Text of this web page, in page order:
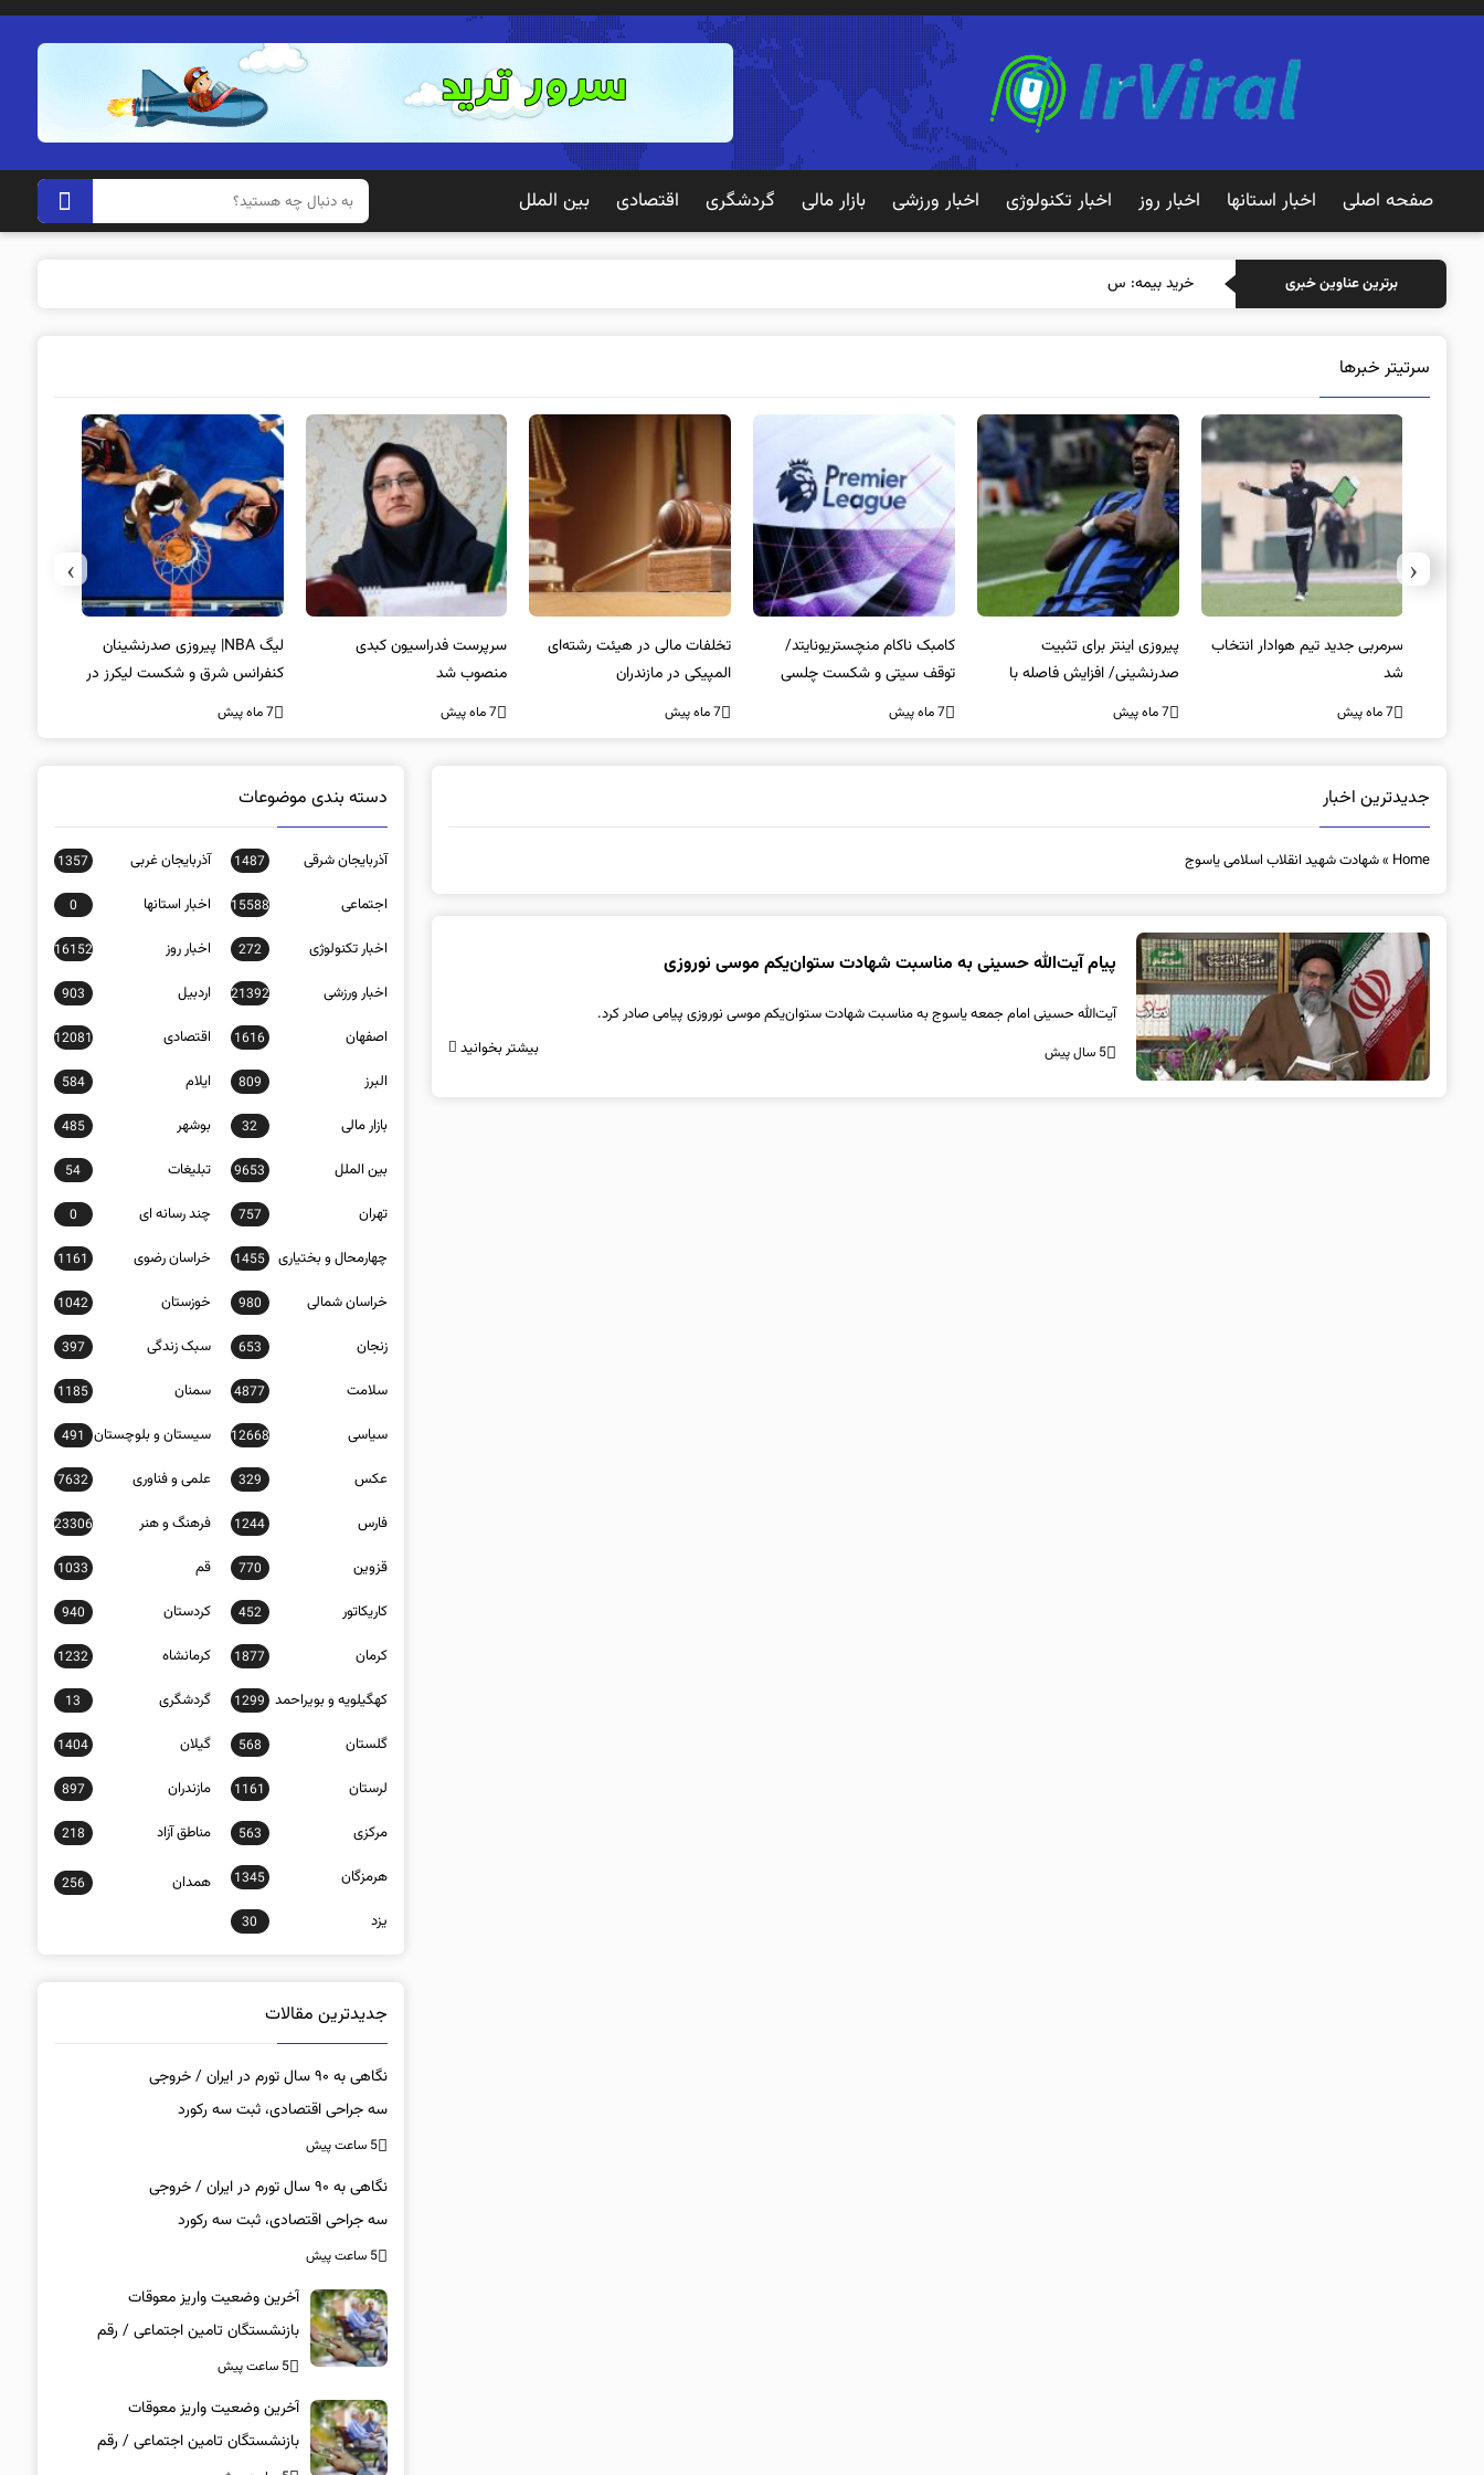
صفحه اصلی اخبار استانها اخبار روز اخبار تکنولوژی اخبار ورزشی بازار مالی گردشگری اقتصادی بین الملل
برترین عناوین خبری خرید بیمه: سنتی یا آنلاین
سرتیتر خبرها
سرمربی جدید تیم هوادار انتخاب
شد
7 ماه پیش
پیروزی اینتر برای تثبیت
صدرنشینی/ افزایش فاصله با
ناپولی
7 ماه پیش
کامبک ناکام منچستریونایتد/
توقف سیتی و شکست چلسی
7 ماه پیش
تخلفات مالی در هیئت رشته‌ای
المپیکی در مازندران
7 ماه پیش
سرپرست فدراسیون کبدی
منصوب شد
7 ماه پیش
لیگ NBA| پیروزی صدرنشینان
کنفرانس شرق و شکست لیکرز در
غیاب جیمز
7 ماه پیش
‹
›
جدیدترین اخبار
Home
»شهادت شهید انقلاب اسلامی یاسوج
پیام آیت‌الله حسینی به مناسبت شهادت ستوان‌یکم موسی نوروزی
آیت‌الله حسینی امام جمعه یاسوج به مناسبت شهادت ستوان‌یکم موسی نوروزی پیامی صادر کرد.
5 سال پیش بیشتر بخوانید
دسته بندی موضوعات
آذربایجان شرقی 1487 آذربایجان غربی 1357
اجتماعی 15588 اخبار استانها 0
اخبار تکنولوژی 272 اخبار روز 16152
اخبار ورزشی 21392 اردبیل 903
اصفهان 1616 اقتصادی 12081
البرز 809 ایلام 584
بازار مالی 32 بوشهر 485
بین الملل 9653 تبلیغات 54
تهران 757 چند رسانه ای 0
چهارمحال و بختیاری 1455 خراسان رضوی 1161
خراسان شمالی 980 خوزستان 1042
زنجان 653 سبک زندگی 397
سلامت 4877 سمنان 1185
سیاسی 12668 سیستان و بلوچستان 491
عکس 329 علمی و فناوری 7632
فارس 1244 فرهنگ و هنر 23306
قزوین 770 قم 1033
کاریکاتور 452 کردستان 940
کرمان 1877 کرمانشاه 1232
کهگیلویه و بویراحمد 1299 گردشگری 13
گلستان 568 گیلان 1404
لرستان 1161 مازندران 897
مرکزی 563 مناطق آزاد 218
هرمزگان 1345 همدان 256
یزد 30
جدیدترین مقالات
نگاهی به ۹۰ سال تورم در ایران / خروجی
سه جراحی اقتصادی، ثبت سه رکورد
تورمی بود
5 ساعت پیش
نگاهی به ۹۰ سال تورم در ایران / خروجی
سه جراحی اقتصادی، ثبت سه رکورد
تورمی بود
5 ساعت پیش
آخرین وضعیت واریز معوقات
بازنشستگان تامین اجتماعی / رقم
مابه‌التفاوت چقدر است؟
5 ساعت پیش
آخرین وضعیت واریز معوقات
بازنشستگان تامین اجتماعی / رقم